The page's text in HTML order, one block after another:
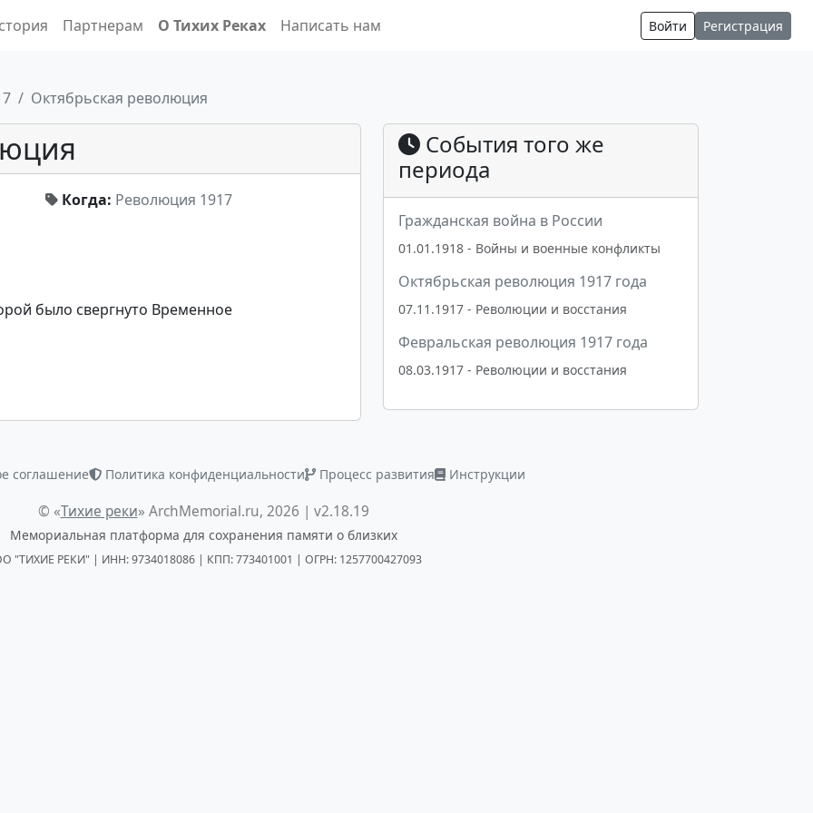
Партнерам О Тихих Реках Написать нам Войти Регистрация
Октябрьская революция
Когда: Революция 1917
было свергнуто Временное
События того же
периода
Гражданская война в России
01.01.1918 - Войны и военные конфликты
Октябрьская революция 1917 года
07.11.1917 - Революции и восстания
Февральская революция 1917 года
08.03.1917 - Революции и восстания
соглашение Политика конфиденциальности Процесс развития Инструкции
© «Тихие реки» ArchMemorial.ru, 2026 | v2.18.19
Мемориальная платформа для сохранения памяти о близких
"ТИХИЕ РЕКИ" | ИНН: 9734018086 | КПП: 773401001 | ОГРН: 1257700427093